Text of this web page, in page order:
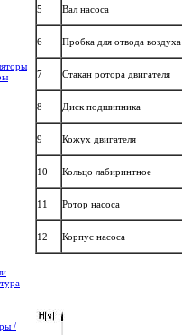
/
5 Вал насоса
6 Пробка для отвода воздуха
7 Стакан ротора двигателя
8 Диск подшипника
9 Кожух двигателя
10 Кольцо лабиринтное
11 Ротор насоса
12 Корпус насоса